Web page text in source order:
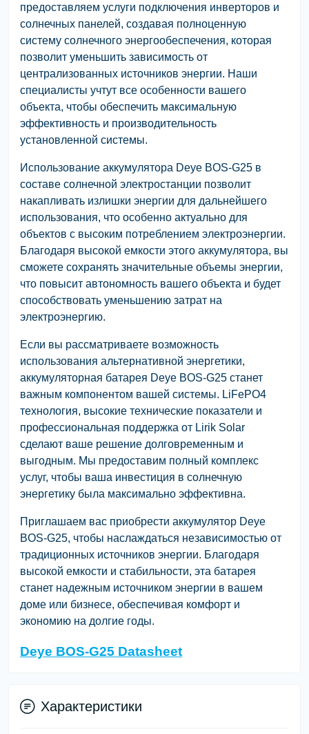
предоставляем услуги подключения инверторов и
солнечных панелей, создавая полноценную
систему солнечного энергообеспечения, которая
позволит уменьшить зависимость от
централизованных источников энергии. Наши
специалисты учтут все особенности вашего
объекта, чтобы обеспечить максимальную
эффективность и производительность
установленной системы.
Использование аккумулятора Deye BOS-G25 в
составе солнечной электростанции позволит
накапливать излишки энергии для дальнейшего
использования, что особенно актуально для
объектов с высоким потреблением электроэнергии.
Благодаря высокой емкости этого аккумулятора, вы
сможете сохранять значительные объемы энергии,
что повысит автономность вашего объекта и будет
способствовать уменьшению затрат на
электроэнергию.
Если вы рассматриваете возможность
использования альтернативной энергетики,
аккумуляторная батарея Deye BOS-G25 станет
важным компонентом вашей системы. LiFePO4
технология, высокие технические показатели и
профессиональная поддержка от Lirik Solar
сделают ваше решение долговременным и
выгодным. Мы предоставим полный комплекс
услуг, чтобы ваша инвестиция в солнечную
энергетику была максимально эффективна.
Приглашаем вас приобрести аккумулятор Deye
BOS-G25, чтобы наслаждаться независимостью от
традиционных источников энергии. Благодаря
высокой емкости и стабильности, эта батарея
станет надежным источником энергии в вашем
доме или бизнесе, обеспечивая комфорт и
экономию на долгие годы.
Deye BOS-G25 Datasheet
Характеристики